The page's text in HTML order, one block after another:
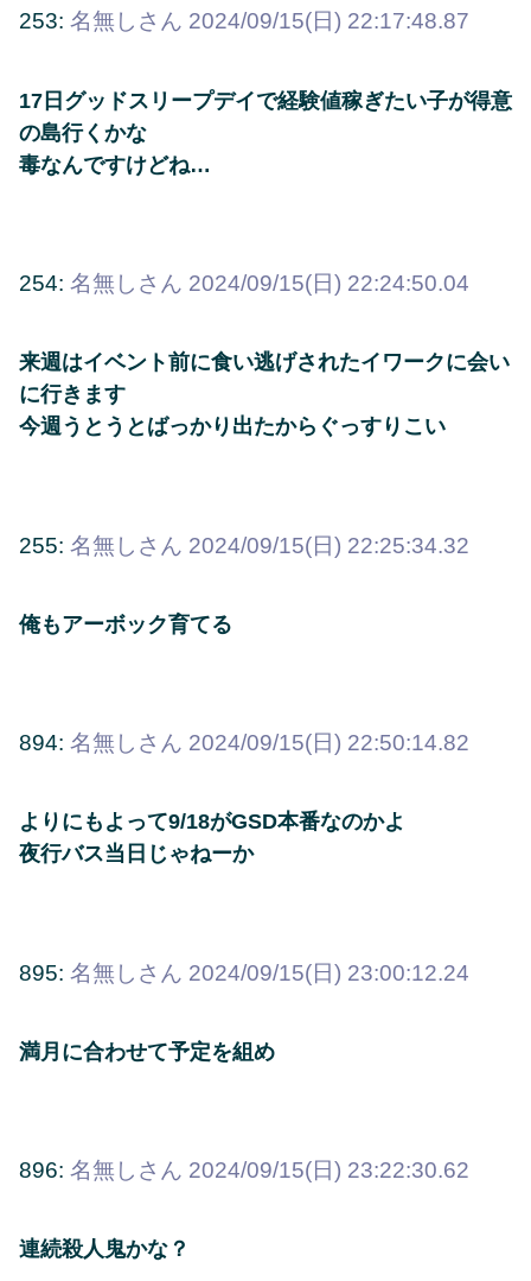
253: 名無しさん 2024/09/15(日) 22:17:48.87
17日グッドスリープデイで経験値稼ぎたい子が得意
の島行くかな
毒なんですけどね…
254: 名無しさん 2024/09/15(日) 22:24:50.04
来週はイベント前に食い逃げされたイワークに会い
に行きます
今週うとうとばっかり出たからぐっすりこい
255: 名無しさん 2024/09/15(日) 22:25:34.32
俺もアーボック育てる
894: 名無しさん 2024/09/15(日) 22:50:14.82
よりにもよって9/18がGSD本番なのかよ
夜行バス当日じゃねーか
895: 名無しさん 2024/09/15(日) 23:00:12.24
満月に合わせて予定を組め
896: 名無しさん 2024/09/15(日) 23:22:30.62
連続殺人鬼かな？